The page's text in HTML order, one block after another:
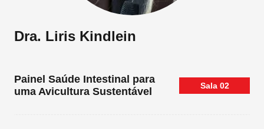
Dra. Liris Kindlein
Painel Saúde Intestinal para
uma Avicultura Sustentável
Sala 02